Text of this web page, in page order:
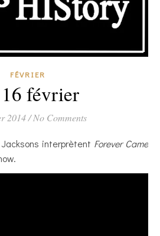
FÉVRIER
février
2014/No Comments
interprètent Forever Came